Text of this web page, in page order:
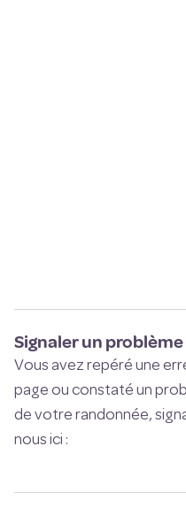
Signaler un
Vous avez repéré une
page ou constaté un
de votre randonnée,
nous ici :